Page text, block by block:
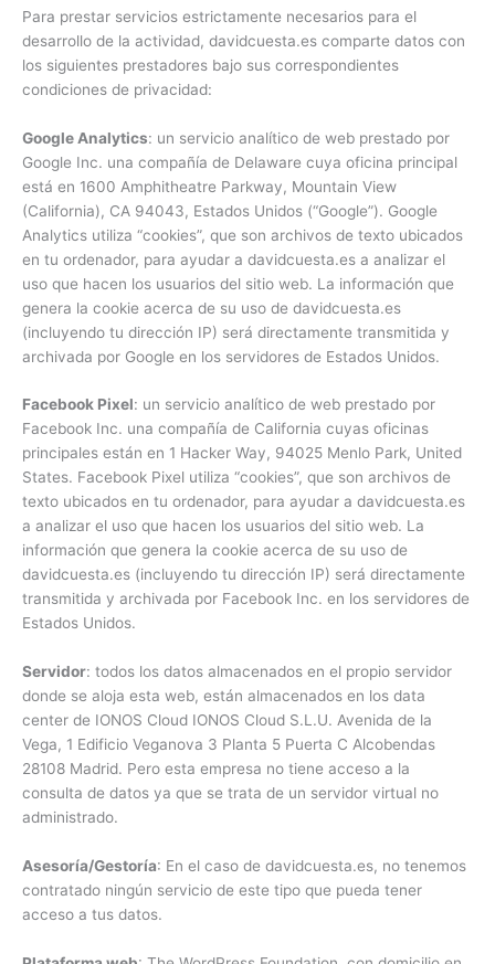
Para prestar servicios estrictamente necesarios para el
desarrollo de la actividad, davidcuesta.es comparte datos con
los siguientes prestadores bajo sus correspondientes
condiciones de privacidad:
Google Analytics: un servicio analítico de web prestado por
Google Inc. una compañía de Delaware cuya oficina principal
está en 1600 Amphitheatre Parkway, Mountain View
(California), CA 94043, Estados Unidos (“Google”). Google
Analytics utiliza “cookies”, que son archivos de texto ubicados
en tu ordenador, para ayudar a davidcuesta.es a analizar el
uso que hacen los usuarios del sitio web. La información que
genera la cookie acerca de su uso de davidcuesta.es
(incluyendo tu dirección IP) será directamente transmitida y
archivada por Google en los servidores de Estados Unidos.
Facebook Pixel: un servicio analítico de web prestado por
Facebook Inc. una compañía de California cuyas oficinas
principales están en 1 Hacker Way, 94025 Menlo Park, United
States. Facebook Pixel utiliza “cookies”, que son archivos de
texto ubicados en tu ordenador, para ayudar a davidcuesta.es
a analizar el uso que hacen los usuarios del sitio web. La
información que genera la cookie acerca de su uso de
davidcuesta.es (incluyendo tu dirección IP) será directamente
transmitida y archivada por Facebook Inc. en los servidores de
Estados Unidos.
Servidor: todos los datos almacenados en el propio servidor
donde se aloja esta web, están almacenados en los data
center de IONOS Cloud IONOS Cloud S.L.U. Avenida de la
Vega, 1 Edificio Veganova 3 Planta 5 Puerta C Alcobendas
28108 Madrid. Pero esta empresa no tiene acceso a la
consulta de datos ya que se trata de un servidor virtual no
administrado.
Asesoría/Gestoría: En el caso de davidcuesta.es, no tenemos
contratado ningún servicio de este tipo que pueda tener
acceso a tus datos.